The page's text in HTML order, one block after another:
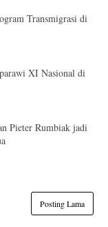
Transmigrasi di
XI Nasional di
Pieter Rumbiak jadi
Posting Lama